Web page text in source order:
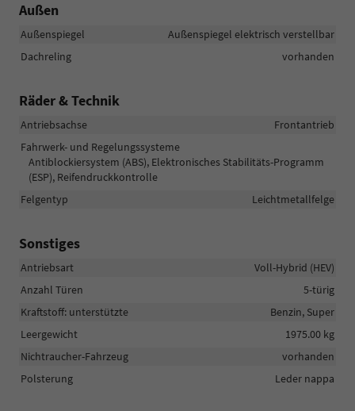
Außen
Außenspiegel
Außenspiegel elektrisch verstellbar
Dachreling
vorhanden
Räder & Technik
Antriebsachse
Frontantrieb
Fahrwerk- und Regelungssysteme
Antiblockiersystem (ABS), Elektronisches Stabilitäts-Programm
(ESP), Reifendruckkontrolle
Felgentyp
Leichtmetallfelge
Sonstiges
Antriebsart
Voll-Hybrid (HEV)
Anzahl Türen
5-türig
Kraftstoff: unterstützte
Benzin, Super
Leergewicht
1975.00 kg
Nichtraucher-Fahrzeug
vorhanden
Polsterung
Leder nappa